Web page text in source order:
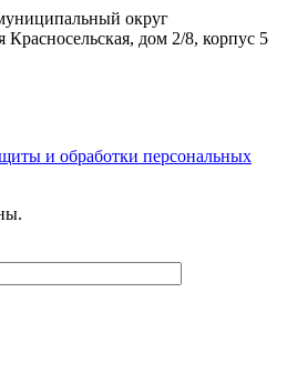
округ
дом 2/8, корпус 5
и обработки персональных